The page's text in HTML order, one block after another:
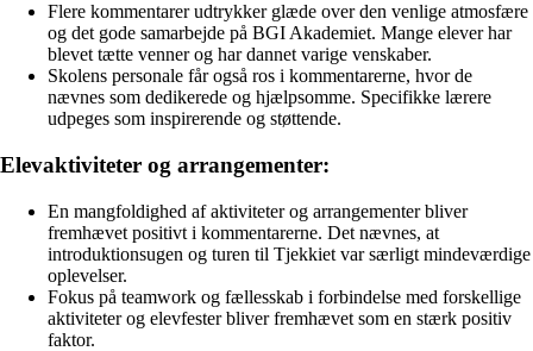
Flere kommentarer udtrykker glæde over den venlige atmosfære
og det gode samarbejde på BGI Akademiet. Mange elever har
blevet tætte venner og har dannet varige venskaber.
Skolens personale får også ros i kommentarerne, hvor de
nævnes som dedikerede og hjælpsomme. Specifikke lærere
udpeges som inspirerende og støttende.
Elevaktiviteter og arrangementer:
En mangfoldighed af aktiviteter og arrangementer bliver
fremhævet positivt i kommentarerne. Det nævnes, at
introduktionsugen og turen til Tjekkiet var særligt mindeværdige
oplevelser.
Fokus på teamwork og fællesskab i forbindelse med forskellige
aktiviteter og elevfester bliver fremhævet som en stærk positiv
faktor.